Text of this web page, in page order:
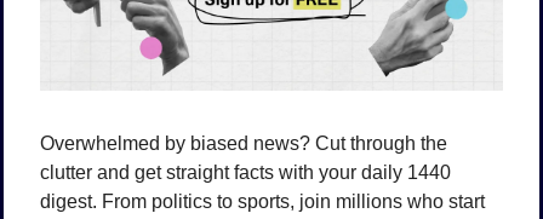
Overwhelmed by biased news? Cut through the
clutter and get straight facts with your daily 1440
digest. From politics to sports, join millions who start